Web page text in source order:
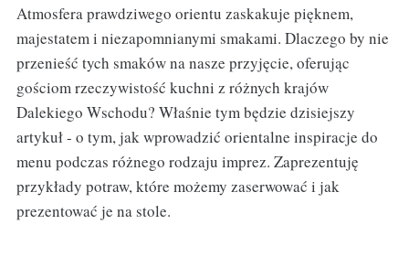
Atmosfera prawdziwego orientu zaskakuje pięknem,
majestatem i niezapomnianymi smakami. Dlaczego by nie
przenieść tych smaków na nasze przyjęcie, oferując
gościom rzeczywistość kuchni z różnych krajów
Dalekiego Wschodu? Właśnie tym będzie dzisiejszy
artykuł - o tym, jak wprowadzić orientalne inspiracje do
menu podczas różnego rodzaju imprez. Zaprezentuję
przykłady potraw, które możemy zaserwować i jak
prezentować je na stole.